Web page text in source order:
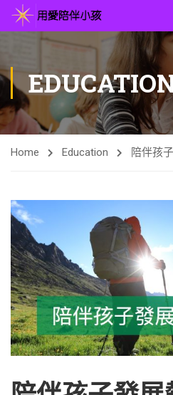
Home Education 陪伴孩